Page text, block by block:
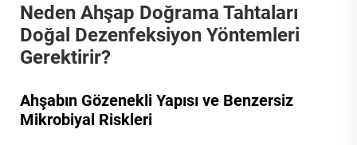
Neden Ahşap Doğrama Tahtaları
Doğal Dezenfeksiyon Yöntemleri
Gerektirir?
Ahşabın Gözenekli Yapısı ve Benzersiz
Mikrobiyal Riskleri